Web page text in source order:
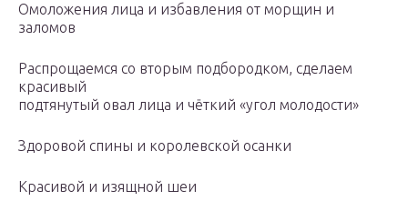
Омоложения лица и избавления от морщин и
заломов
Распрощаемся со вторым подбородком, сделаем
красивый
подтянутый овал лица и чёткий «угол молодости»
Здоровой спины и королевской осанки
Красивой и изящной шеи